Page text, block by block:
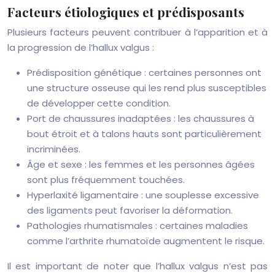
Facteurs étiologiques et prédisposants
Plusieurs facteurs peuvent contribuer à l’apparition et à
la progression de l’hallux valgus :
Prédisposition génétique : certaines personnes ont
une structure osseuse qui les rend plus susceptibles
de développer cette condition.
Port de chaussures inadaptées : les chaussures à
bout étroit et à talons hauts sont particulièrement
incriminées.
Âge et sexe : les femmes et les personnes âgées
sont plus fréquemment touchées.
Hyperlaxité ligamentaire : une souplesse excessive
des ligaments peut favoriser la déformation.
Pathologies rhumatismales : certaines maladies
comme l’arthrite rhumatoïde augmentent le risque.
Il est important de noter que l’hallux valgus n’est pas